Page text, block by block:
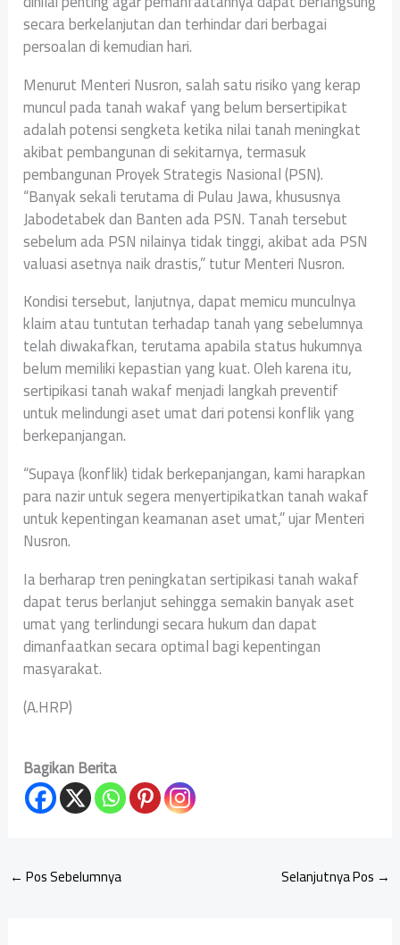
secara berkelanjutan dan terhindar dari berbagai
persoalan di kemudian hari.
Menurut Menteri Nusron, salah satu risiko yang kerap
muncul pada tanah wakaf yang belum bersertipikat
adalah potensi sengketa ketika nilai tanah meningkat
akibat pembangunan di sekitarnya, termasuk
pembangunan Proyek Strategis Nasional (PSN).
“Banyak sekali terutama di Pulau Jawa, khususnya
Jabodetabek dan Banten ada PSN. Tanah tersebut
sebelum ada PSN nilainya tidak tinggi, akibat ada PSN
valuasi asetnya naik drastis,” tutur Menteri Nusron.
Kondisi tersebut, lanjutnya, dapat memicu munculnya
klaim atau tuntutan terhadap tanah yang sebelumnya
telah diwakafkan, terutama apabila status hukumnya
belum memiliki kepastian yang kuat. Oleh karena itu,
sertipikasi tanah wakaf menjadi langkah preventif
untuk melindungi aset umat dari potensi konflik yang
berkepanjangan.
“Supaya (konflik) tidak berkepanjangan, kami harapkan
para nazir untuk segera menyertipikatkan tanah wakaf
untuk kepentingan keamanan aset umat,” ujar Menteri
Nusron.
Ia berharap tren peningkatan sertipikasi tanah wakaf
dapat terus berlanjut sehingga semakin banyak aset
umat yang terlindungi secara hukum dan dapat
dimanfaatkan secara optimal bagi kepentingan
masyarakat.
(A.HRP)
Bagikan Berita
← Pos Sebelumnya Selanjutnya Pos →